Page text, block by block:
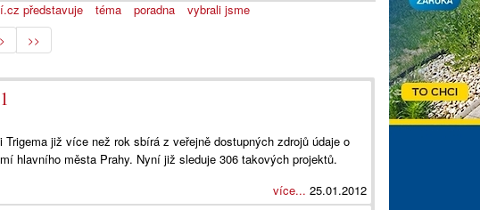
představuje téma poradna
vybrali jsme
> >>
již více než rok sbírá z veřejně dostupných zdrojů údaje o
hlavního města Prahy. Nyní již sleduje 306 takových projektů.
více... 25.01.2012